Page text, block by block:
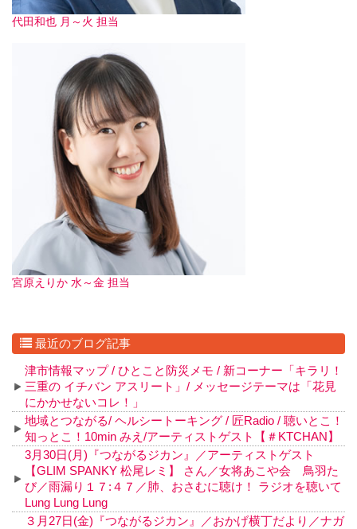
代田和也 月～火 担当
宮原えりか 水～金 担当
最近のブログ記事
津市情報マップ / ひとこと防災メモ / 新コーナー「キラリ！
三重の イチバン アスリート」/ メッセージテーマは「花見
にかかせないコレ！」
地域とつながる/ ヘルシートーキング / 匠Radio / 聴いとこ！
知っとこ！10min みえ/アーティストゲスト【＃KTCHAN】
3月30日(月)『つながるジカン』／アーティストゲスト
【GLIM SPANKY 松尾レミ】 さん／女将あこや会 鳥羽た
び／雨漏り１７:４７／肺、おさむに聴け！ ラジオを聴いて
Lung Lung Lung
３月27日(金)『つながるジカン』／おかげ横丁だより／ナガ